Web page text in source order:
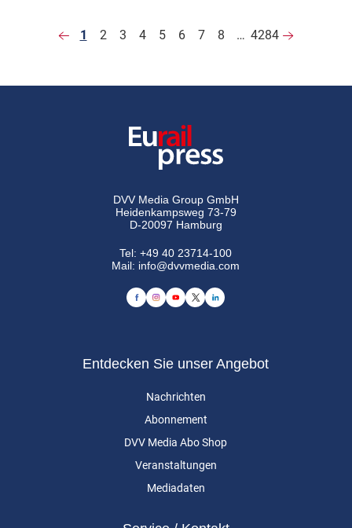
1 2 3 4 5 6 7 8 … 4284
DVV Media Group GmbH
Heidenkampsweg 73-79
D-20097 Hamburg
Tel:+49 40 23714-100
Mail: info@dvvmedia.com
Entdecken Sie unser Angebot
Nachrichten
Abonnement
DVV Media Abo Shop
Veranstaltungen
Mediadaten